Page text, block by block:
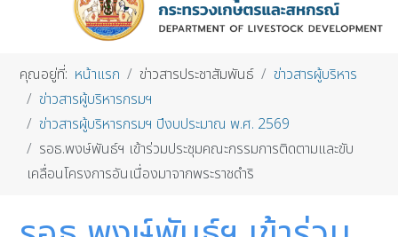
คุณอยู่ที่: หน้าแรก ข่าวสารประชาสัมพันธ์
ข่าวสารผู้บริหาร
ข่าวสารผู้บริหารกรมฯ
ข่าวสารผู้บริหารกรมฯ ปีงบประมาณ พ.ศ. 2569
รอธ.พงษ์พันธ์ฯ เข้าร่วมประชุมคณะกรรมการติดตามและขับ
เคลื่อนโครงการอันเนื่องมาจากพระราชดำริ